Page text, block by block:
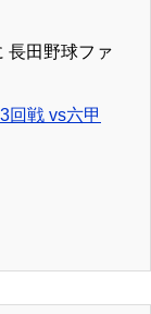
長田野球ファ
回戦 vs六甲